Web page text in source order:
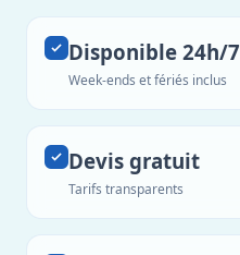
Disponible 24h/7
Week-ends et fériés inclus
Devis gratuit
Tarifs transparents